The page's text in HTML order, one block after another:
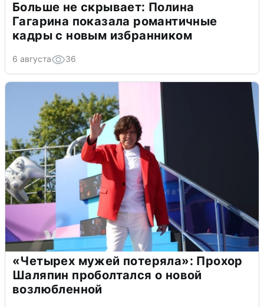
Больше не скрывает: Полина
Гагарина показала романтичные
кадры с новым избранником
6 августа 36
«Четырех мужей потеряла»: Прохор
Шаляпин проболтался о новой
возлюбленной